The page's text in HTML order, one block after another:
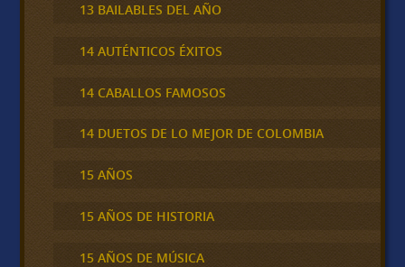
13 BAILABLES DEL AÑO
14 AUTÉNTICOS ÉXITOS
14 CABALLOS FAMOSOS
14 DUETOS DE LO MEJOR DE COLOMBIA
15 AÑOS
15 AÑOS DE HISTORIA
15 AÑOS DE MÚSICA